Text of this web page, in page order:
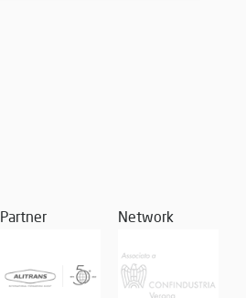
Partner Network